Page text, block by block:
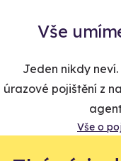
Vše
Jeden nikdy
úrazové pojištění z
Vše o